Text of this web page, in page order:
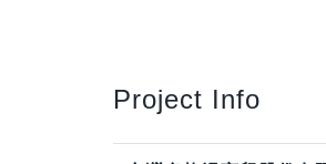
Project Info